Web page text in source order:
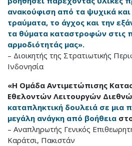
ανακούφιση από τα ψυχικά
τραύματα, το άγχος και την
τα θύματα καταστροφών στις
αρμοδιότητάς μας».
– Διοικητής της Στρατιωτικής
Ινδονησία
«Η Ομάδα Αντιμετώπισης
Εθελοντών Λειτουργών
καταπληκτική δουλειά σε μια
μεγάλη ανάγκη από βοήθεια
– Αναπληρωτής Γενικός
Καράτσι, Πακιστάν